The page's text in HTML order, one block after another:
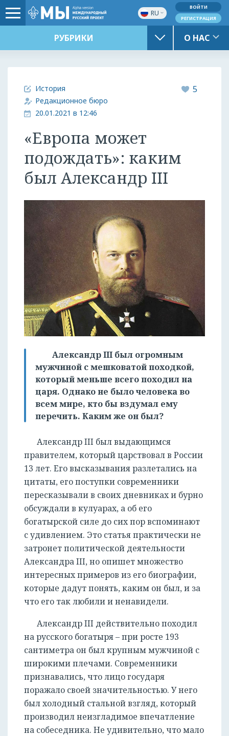
RU
ВОЙТИ
РЕГИСТРАЦИЯ
РУБРИКИ О НАС
История
Редакционное бюро
20.01.2021 в 12:46
5
«Европа может
подождать»: каким
был Александр III
Александр III был огромным
мужчиной с мешковатой походкой,
который меньше всего походил на
царя. Однако не было человека во
всем мире, кто бы вздумал ему
перечить. Каким же он был?
Александр III был выдающимся
правителем, который царствовал в России
13 лет. Его высказывания разлетались на
цитаты, его поступки современники
пересказывали в своих дневниках и бурно
обсуждали в кулуарах, а об его
богатырской силе до сих пор вспоминают
с удивлением. Это статья практически не
затронет политической деятельности
Александра III, но опишет множество
интересных примеров из его биографии,
которые дадут понять, каким он был, и за
что его так любили и ненавидели.
Александр III действительно походил
на русского богатыря – при росте 193
сантиметра он был крупным мужчиной с
широкими плечами. Современники
признавались, что лицо государя
поражало своей значительностью. У него
был холодный стальной взгляд, который
производил неизгладимое впечатление
на собеседника. Не удивительно, что мало